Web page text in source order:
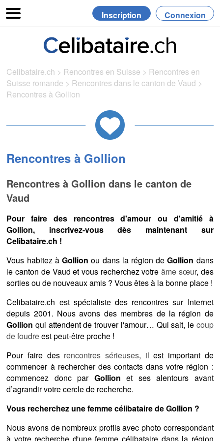
Inscription Connexion
Celibataire.ch > Rencontres en Suisse > Rencontres en
Suisse romande > Rencontres dans le canton de Vaud >
Rencontres à Gollion
Rencontres à Gollion
Rencontres à Gollion dans le canton de
Vaud
Pour faire des rencontres d'amour ou d'amitié à
Gollion, inscrivez-vous dès maintenant sur
Celibataire.ch !
Vous habitez àGollion ou dans la région deGollion dans
le canton de Vaud et vous recherchez votreâme sœur, des
sorties ou de nouveaux amis ? Vous êtes à la bonne place !
Celibataire.ch est spécialiste des rencontres sur Internet
depuis 2001. Nous avons des membres de la région de
Gollion qui attendent de trouver l'amour… Qui sait, le coup
de foudreest peut-être proche !
Pour faire des rencontres sérieuses, il est important de
commencer à rechercher des contacts dans votre région :
commencez donc par Gollion et ses alentours avant
d’agrandir votre cercle de recherche.
Vous recherchez une femme célibataire de Gollion ?
Nous avons de nombreux profils avec photo correspondant